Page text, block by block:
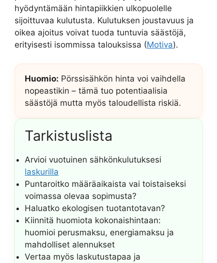
hyödyntämään hintapiikkien ulkopuolelle
sijoittuvaa kulutusta. Kulutuksen joustavuus ja
oikea ajoitus voivat tuoda tuntuvia säästöjä,
erityisesti isommissa talouksissa (Motiva).
Huomio: Pörssisähkön hinta voi vaihdella
nopeastikin – tämä tuo potentiaalisia
säästöjä mutta myös taloudellista riskiä.
Tarkistuslista
Arvioi vuotuinen sähkönkulutuksesi
laskurilla
Puntaroitko määräaikaista vai toistaiseksi
voimassa olevaa sopimusta?
Haluatko ekologisen tuotantotavan?
Kiinnitä huomiota kokonaishintaan:
huomioi perusmaksu, energiamaksu ja
mahdolliset alennukset
Vertaa myös laskutustapaa ja